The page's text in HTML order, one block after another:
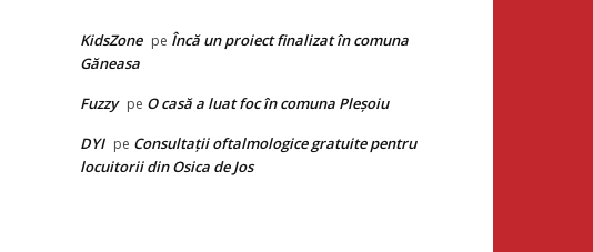
KidsZone pe Încă un proiect finalizat în comuna
Găneasa
Fuzzy pe O casă a luat foc în comuna Pleșoiu
DYI pe Consultații oftalmologice gratuite pentru
locuitorii din Osica de Jos